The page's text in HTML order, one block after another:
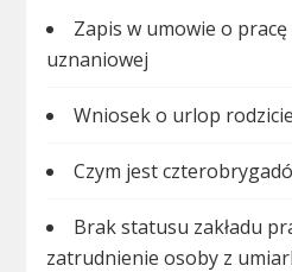
Zapis w umowie o
uznaniowej
Wniosek o urlop
Czym jest
Brak statusu zakładu
zatrudnienie osoby z